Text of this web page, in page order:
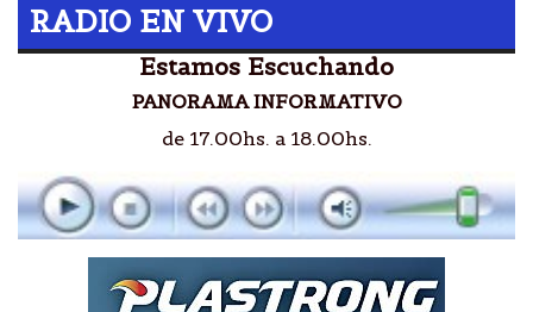
RADIO EN VIVO
Estamos Escuchando
PANORAMA INFORMATIVO
de 17.00hs. a 18.00hs.